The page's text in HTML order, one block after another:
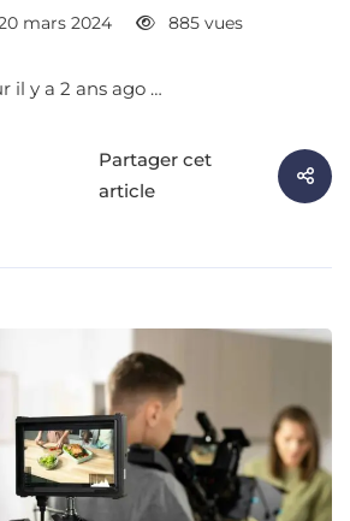
mars 2024 885 vues
il y a 2 ans ago …
Partager cet
article